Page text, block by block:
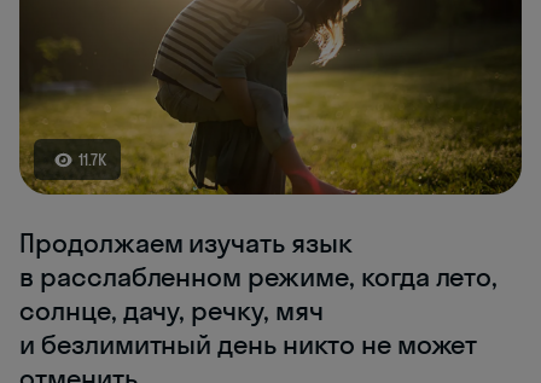
11.7K
Продолжаем изучать язык
в расслабленном режиме, когда лето,
солнце, дачу, речку, мяч
и безлимитный день никто не может